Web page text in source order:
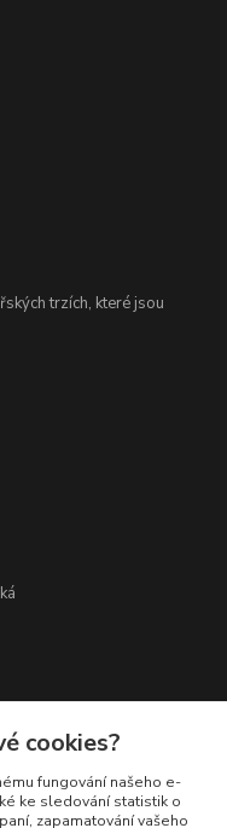
trzích, které jsou
cookies?
fungování našeho e-
ke sledování statistik o
zapamatování vašeho